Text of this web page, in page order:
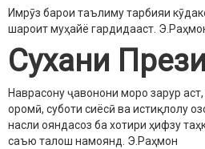
Имрӯз барои таълиму тарбияи
шароит муҳайё гардидааст.
Сухани
Наврасону ҷавонони моро зарур
оромӣ, суботи сиёсӣ ва истиқлолу
насли ояндасоз ба хотири ҳифзу
саъю талош намоянд. Э.Раҳмон